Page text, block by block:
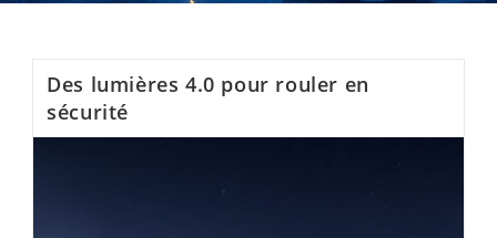
Des lumières 4.0 pour rouler en
sécurité